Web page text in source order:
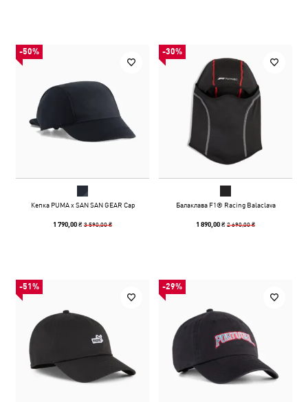
-50%
Кепка PUMA x SAN SAN GEAR Cap
1 790,00 ₴3 590,00 ₴
-30%
Балаклава F1® Racing Balaclava
1 890,00 ₴2 690,00 ₴
-51% -29%